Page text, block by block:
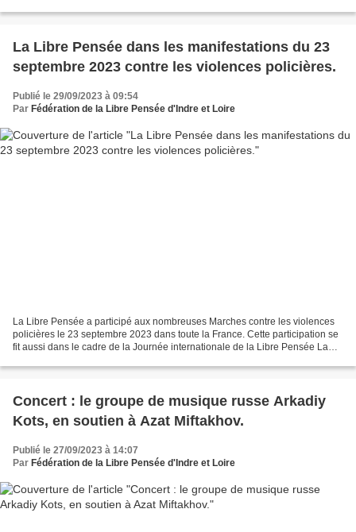
La Libre Pensée dans les manifestations du 23
septembre 2023 contre les violences policières.
Publié le 29/09/2023 à 09:54
Par Fédération de la Libre Pensée d'Indre et Loire
La Libre Pensée a participé aux nombreuses Marches contre les violences
policières le 23 septembre 2023 dans toute la France. Cette participation se
fit aussi dans le cadre de la Journée internationale de la Libre Pensée La
Concert : le groupe de musique russe Arkadiy
Kots, en soutien à Azat Miftakhov.
Publié le 27/09/2023 à 14:07
Par Fédération de la Libre Pensée d'Indre et Loire